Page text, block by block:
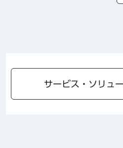
サービス・ソリュ